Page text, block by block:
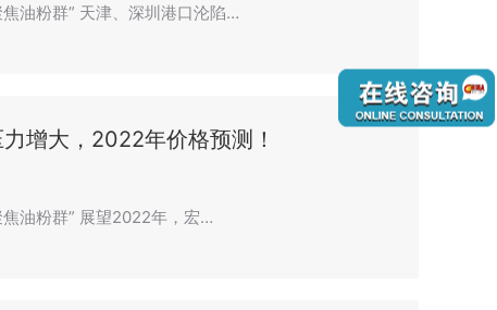
油粉群” 天津、深圳港口沦陷…
增大，2022年价格预测！
油粉群” 展望2022年，宏…